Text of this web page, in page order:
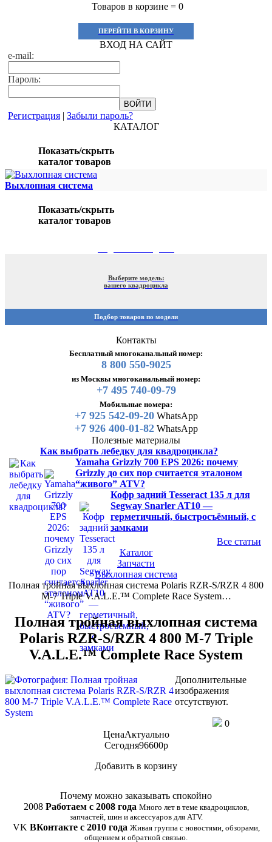
Товаров в корзине = 0
ПЕРЕЙТИ В КОРЗИНУ
ВХОД НА САЙТ
e-mail:
Пароль:
Регистрация | Забыли пароль?
КАТАЛОГ
Показать/скрыть
каталог товаров
Выхлопная система
Показать/скрыть
каталог товаров
Выберите модель:
вашего квадроцикла
Подбор товаров по модели
Контакты
Бесплатный многоканальный номер:
8 800 550-9025
из Москвы многоканальный номер:
+7 495 740-09-79
Мобильные номера:
+7 925 542-09-20WhatsApp
+7 926 400-01-82WhatsApp
Полезные материалы
Как выбрать лебедку для квадроцикла?
Yamaha Grizzly 700 EPS 2026: почему
Grizzly до сих пор считается эталоном
“живого” ATV?
Кофр задний Tesseract 135 л для
Segway Snarler AT10 —
герметичный, быстросъёмный, с
замками
Все статьи
Каталог
Запчасти
Выхлопная система
Полная тройная выхлопная система Polaris RZR-S/RZR 4 800
M-7 Triple V.A.L.E.™ Complete Race System…
Полная тройная выхлопная система
Polaris RZR-S/RZR 4 800 M-7 Triple
V.A.L.E.™ Complete Race System
Дополнительные
изображения
отсутствуют.
0
ЦенаАктуально
Сегодня96600p
Добавить в корзину
Почему можно заказывать спокойно
2008 Работаем с 2008 года Много лет в теме квадроциклов,
запчастей, шин и аксессуаров для ATV.
VK ВКонтакте с 2010 года Живая группа с новостями, обзорами,
общением и обратной связью.